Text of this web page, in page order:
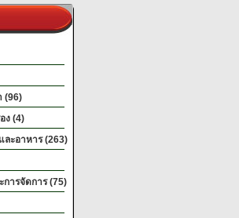
encountered
stat failed for
(96)
ง (4)
ละอาหาร (263)
การจัดการ (75)